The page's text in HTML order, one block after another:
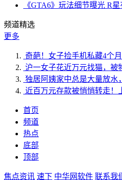
《GTA6》玩法细节曝光 R
频道精选
更多
奇葩！女子捡手机私藏4个
沪一女子花近万元找猫，
独居阿姨家中总是大量放
近百万元存款被悄悄转走
首页
频道
热点
底部
顶部
焦点资讯 速下 中华网软件 联系我们